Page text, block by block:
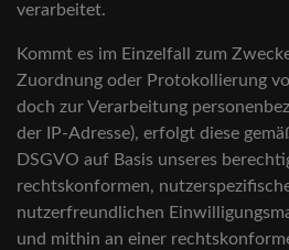
verarbeitet.
Kommt es im Einzelfall zum
Zuordnung oder Protokollierung
doch zur Verarbeitung
der IP-Adresse), erfolgt diese
DSGVO auf Basis unseres
rechtskonformen,
nutzerfreundlichen
und mithin an einer